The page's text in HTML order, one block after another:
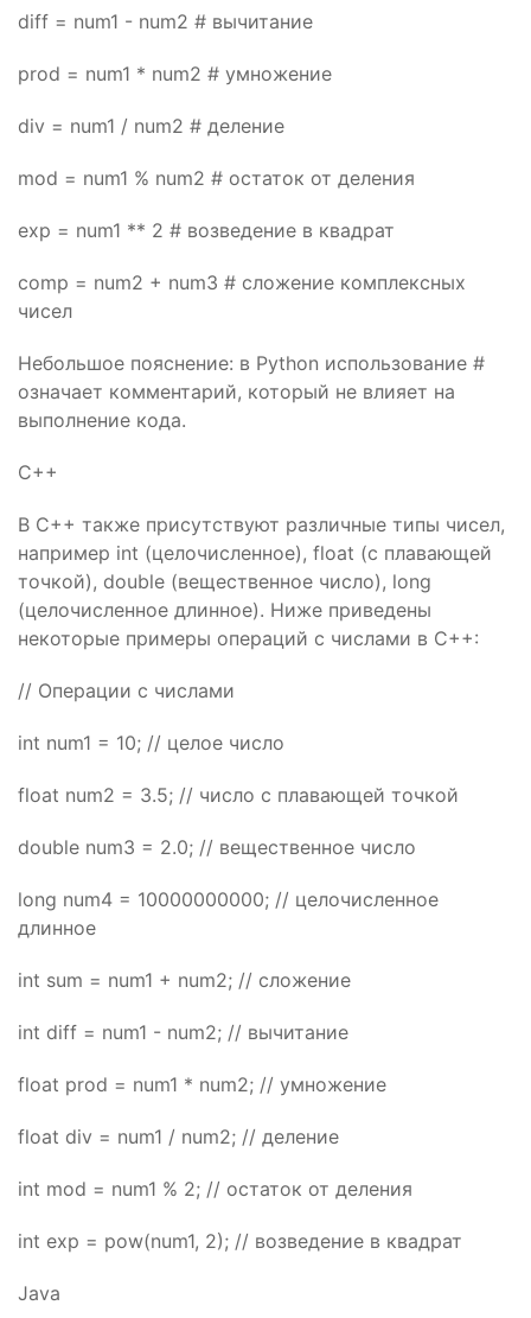
diff = num1 - num2 # вычитание
prod = num1 * num2 # умножение
div = num1 / num2 # деление
mod = num1 % num2 # остаток от деления
exp = num1 ** 2 # возведение в квадрат
comp = num2 + num3 # сложение комплексных
чисел
Небольшое пояснение: в Python использование #
означает комментарий, который не влияет на
выполнение кода.
C++
В C++ также присутствуют различные типы чисел,
например int (целочисленное), float (с плавающей
точкой), double (вещественное число), long
(целочисленное длинное). Ниже приведены
некоторые примеры операций с числами в C++:
// Операции с числами
int num1 = 10; // целое число
float num2 = 3.5; // число с плавающей точкой
double num3 = 2.0; // вещественное число
long num4 = 10000000000; // целочисленное
длинное
int sum = num1 + num2; // сложение
int diff = num1 - num2; // вычитание
float prod = num1 * num2; // умножение
float div = num1 / num2; // деление
int mod = num1 % 2; // остаток от деления
int exp = pow(num1, 2); // возведение в квадрат
Java